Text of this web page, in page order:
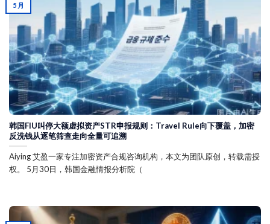
韩国FIU叫停大额虚拟资产STR申报规则：Travel Rule向下覆盖，加密
反洗钱从逐笔筛查走向全量可追溯
Aiying 艾盈一家专注加密资产合规咨询机构，本文为团队原创，转载需授
权。 5月30日，韩国金融情报分析院（
5 月